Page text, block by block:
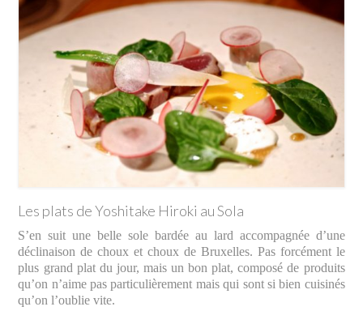
Les plats de Yoshitake Hiroki au Sola
S’en suit une belle sole bardée au lard accompagnée d’une
déclinaison de choux et choux de Bruxelles. Pas forcément le
plus grand plat du jour, mais un bon plat, composé de produits
qu’on n’aime pas particulièrement mais qui sont si bien cuisinés
qu’on l’oublie vite.